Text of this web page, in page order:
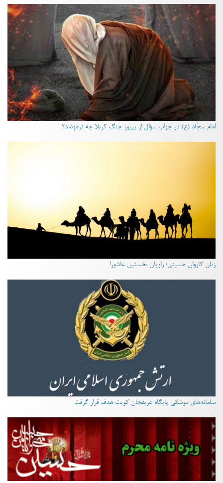
امام سجّاد (ع) در جواب سؤال از پیروز جنگ کربلا چه فرمودند؟
زنان کاروان حسینی؛ راویان نخستین عاشورا
سامانه‌های موشکی پایگاه عریفجان کویت هدف قرار گرفت